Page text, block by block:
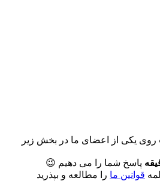
روی یکی از اعضای ما در بخش زیر
پاسخ شما را می دهیم 😉
قوانین ما را مطالعه و بپذرید